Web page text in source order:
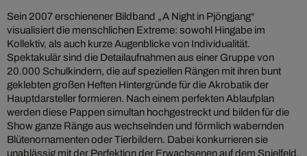
Sein 2007 erschienener Bildband „A Night in Pjöngjang“
visualisiert die menschlichen Extreme: sowohl Hingabe im
Kollektiv, als auch kurze Augenblicke von Individualität.
Spektakulär sind die Detailaufnahmen aus einer Gruppe von
20.000 Schulkindern, die auf speziellen Rängen mit ihren bunt
geklebten großen Heften Hintergründe für die Akrobatik der
Hauptdarsteller formieren. Nach einem perfekten Ablaufplan
werden diese Pappen simultan hochgestreckt und bilden für die
Show ganze Ränge aus wechselnden und förmlich wabernden
Blütenornamenten oder Tierbildern. Dabei konkurrieren sie
unablässig mit der Perfektion der Erwachsenen auf dem Spielfeld.